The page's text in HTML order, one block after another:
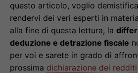
questo articolo, voglio
rendervi dei veri esperti in
alla fine di questa lettura, la
deduzione e detrazione fiscale
per voi e sarete in grado di
prossima dichiarazione dei redditi